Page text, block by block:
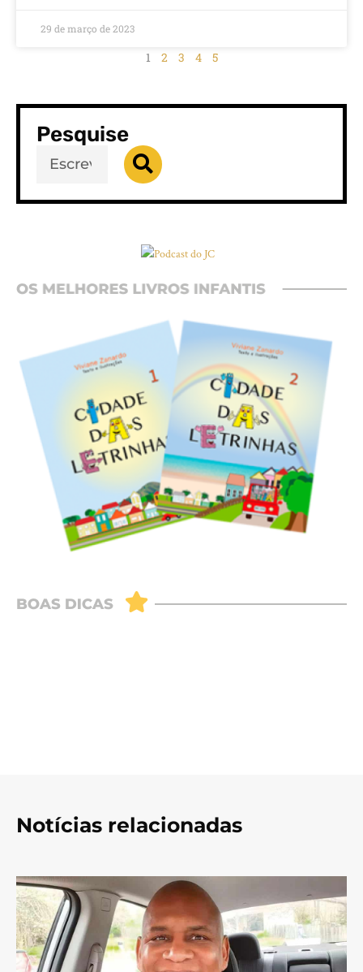
29 de março de 2023
1 2 3 4 5
Pesquise
Notícias relacionadas